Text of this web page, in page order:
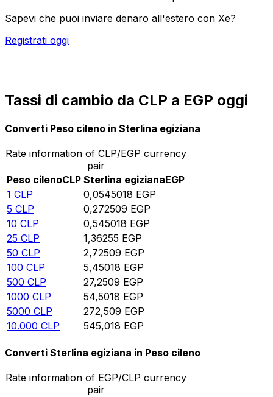
Sapevi che puoi inviare denaro all'estero con Xe?
Registrati oggi
Tassi di cambio da CLP a EGP oggi
Converti Peso cileno in Sterlina egiziana
Rate information of CLP/EGP currency
pair
Peso cilenoCLP Sterlina egizianaEGP
1 CLP 0,0545018 EGP
5 CLP 0,272509 EGP
10 CLP 0,545018 EGP
25 CLP 1,36255 EGP
50 CLP 2,72509 EGP
100 CLP 5,45018 EGP
500 CLP 27,2509 EGP
1000 CLP 54,5018 EGP
5000 CLP 272,509 EGP
10.000 CLP 545,018 EGP
Converti Sterlina egiziana in Peso cileno
Rate information of EGP/CLP currency
pair